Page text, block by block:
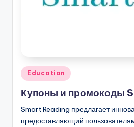
Опубликовано
Education
Купоны и промокоды
Smart Reading предлагает
предоставляющий